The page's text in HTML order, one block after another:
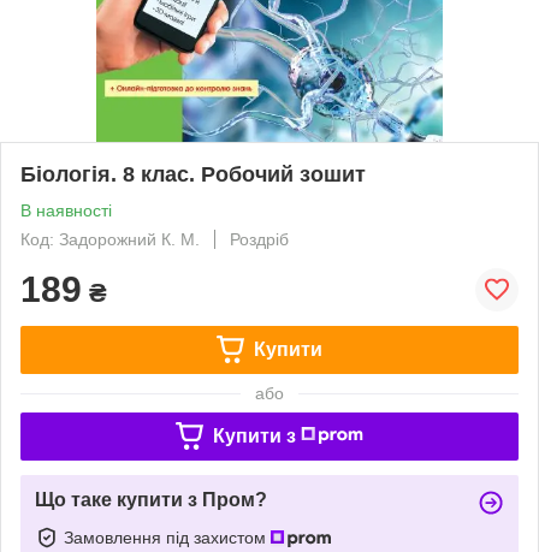
Біологія. 8 клас. Робочий зошит
В наявності
Код: Задорожний К. М.
Роздріб
189 ₴
Купити
або
Купити з
Що таке купити з Пром?
Замовлення під захистом